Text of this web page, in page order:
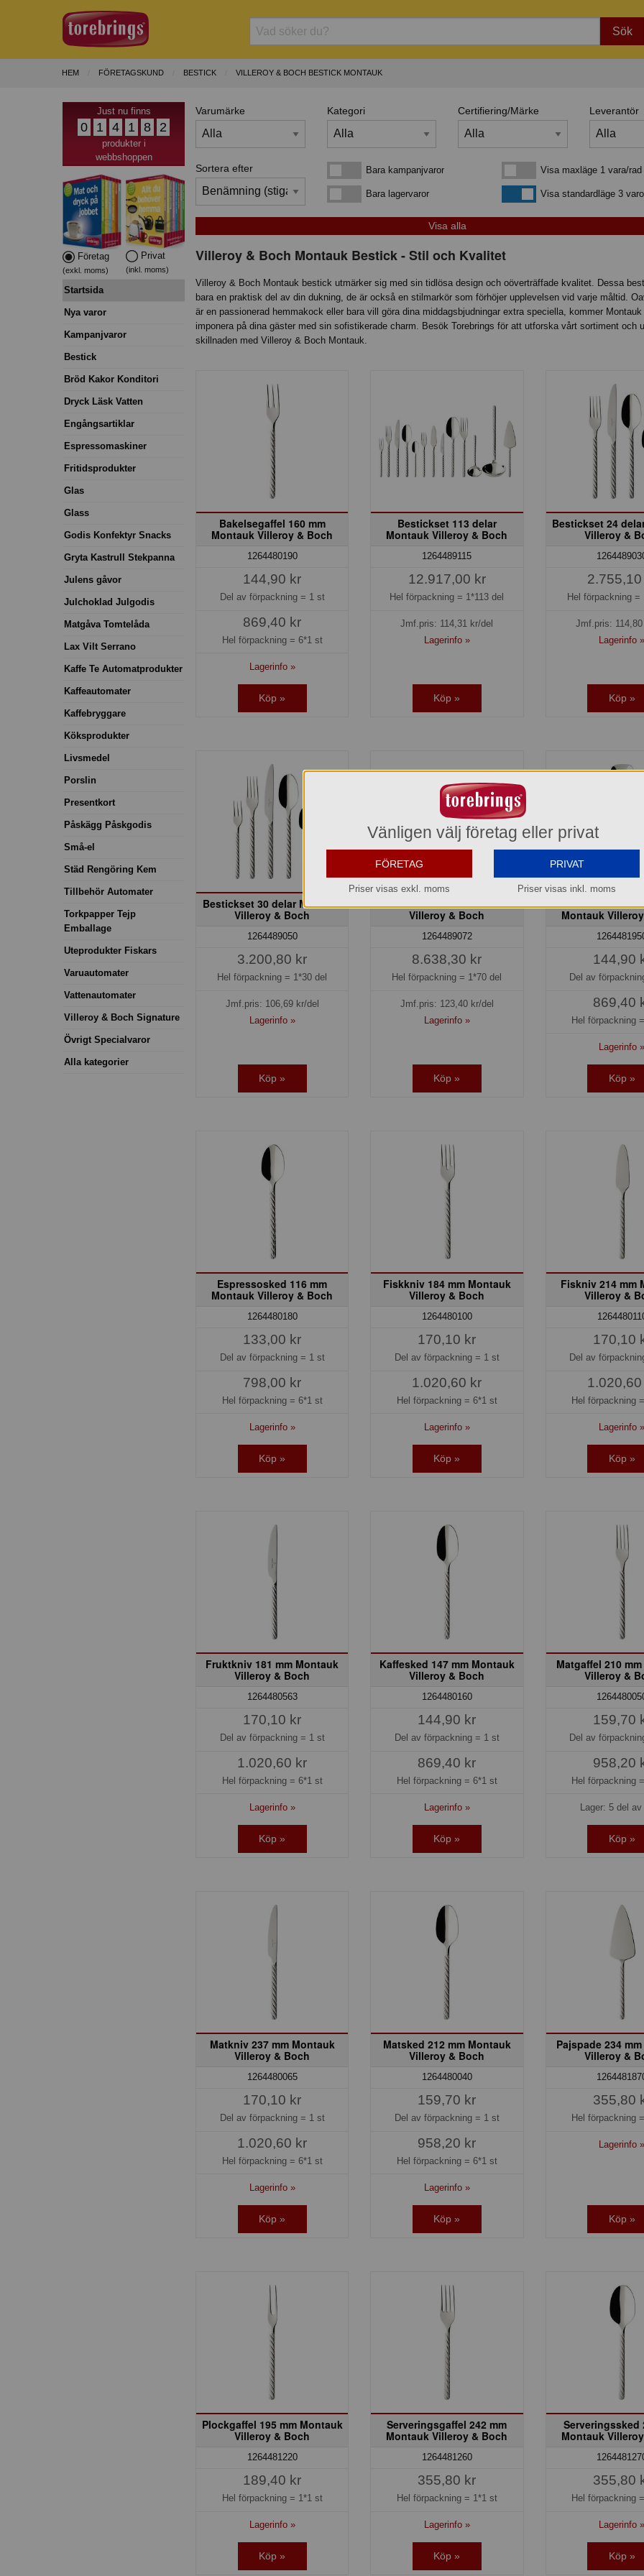
Sök
HEM FÖRETAGSKUND BESTICK VILLEROY & BOCH BESTICK MONTAUK
Just nu finns
0 1 4 1 8 2
produkter i
webbshoppen
Företag
(exkl. moms)
Privat
(inkl. moms)
Startsida
Nya varor
Kampanjvaror
Bestick
Bröd Kakor Konditori
Dryck Läsk Vatten
Engångsartiklar
Espressomaskiner
Fritidsprodukter
Glas
Glass
Godis Konfektyr Snacks
Gryta Kastrull Stekpanna
Julens gåvor
Julchoklad Julgodis
Matgåva Tomtelåda
Lax Vilt Serrano
Kaffe Te Automatprodukter
Kaffeautomater
Kaffebryggare
Köksprodukter
Livsmedel
Porslin
Presentkort
Påskägg Påskgodis
Små-el
Städ Rengöring Kem
Tillbehör Automater
Torkpapper Tejp
Emballage
Uteprodukter Fiskars
Varuautomater
Vattenautomater
Villeroy & Boch Signature
Övrigt Specialvaror
Alla kategorier
Varumärke Kategori Certifiering/Märke Leverantör
Sortera efter Bara kampanjvarorBara kampanjvaror
Bara lagervarorBara lagervaror
Visa maxläge 1 vara/rad
Visa maxläge 1 vara/rad
Visa standardlägeVisa standardläge 3
Villeroy & Boch Montauk Bestick - Stil och Kvalitet
Villeroy & Boch Montauk bestick utmärker sig med sin tidlösa design och oöverträffade kvalitet. Dessa
bara en praktisk del av din dukning, de är också en stilmarkör som förhöjer upplevelsen vid varje måltid.
är en passionerad hemmakock eller bara vill göra dina middagsbjudningar extra speciella, kommer
imponera på dina gäster med sin sofistikerade charm. Besök Torebrings för att utforska vårt sortiment och
skillnaden med Villeroy & Boch Montauk.
Bakelsegaffel 160 mm
Montauk Villeroy & Boch
1264480190
144,90 kr
Del av förpackning = 1 st
869,40 kr
Hel förpackning = 6*1 st
Lagerinfo »
Köp »
Bestickset 113 delar
Montauk Villeroy & Boch
1264489115
12.917,00 kr
Hel förpackning = 1*113 del
Jmf.pris: 114,31
kr/del
Lagerinfo »
Köp »
Bestickset 24
Villeroy &
Hel förpackning =
Jmf.pris: 114,80
Lagerinfo »
Köp »
Bestickset 30 delar Montauk
Villeroy & Boch
1264489050
3.200,80 kr
Hel förpackning = 1*30 del
Jmf.pris: 106,69kr/del
Lagerinfo »
Köp »
Bestickset 70 delar Montauk
Villeroy & Boch
1264489072
8.638,30 kr
Hel förpackning = 1*70 del
Jmf.pris: 123,40kr/del
Lagerinfo »
Köp »
Dessertsked
Montauk
144,90
Del av
869,40
Hel förpackning
Lagerinfo »
Köp »
Espressosked 116 mm
Montauk Villeroy & Boch
1264480180
133,00 kr
Del av förpackning = 1 st
798,00 kr
Hel förpackning = 6*1 st
Lagerinfo »
Köp »
Fiskkniv 184 mm Montauk
Villeroy & Boch
1264480100
170,10 kr
Del av förpackning = 1 st
1.020,60 kr
Hel förpackning = 6*1 st
Lagerinfo »
Köp »
Fiskniv 214 mm
Villeroy &
170,10
Del av
Hel förpackning
Lagerinfo »
Köp »
Fruktkniv 181 mm Montauk
Villeroy & Boch
1264480563
170,10 kr
Del av förpackning = 1 st
1.020,60 kr
Hel förpackning = 6*1 st
Lagerinfo »
Köp »
Kaffesked 147 mm Montauk
Villeroy & Boch
1264480160
144,90 kr
Del av förpackning = 1 st
869,40 kr
Hel förpackning = 6*1 st
Lagerinfo »
Köp »
Matgaffel 210
Villeroy &
159,70
Del av
958,20
Hel förpackning
Lager: 5 del av
Köp »
Matkniv 237 mm Montauk
Villeroy & Boch
1264480065
170,10 kr
Del av förpackning = 1 st
1.020,60 kr
Hel förpackning = 6*1 st
Lagerinfo »
Köp »
Matsked 212 mm Montauk
Villeroy & Boch
1264480040
159,70 kr
Del av förpackning = 1 st
958,20 kr
Hel förpackning = 6*1 st
Lagerinfo »
Köp »
Pajspade 234
Villeroy &
355,80
Hel förpackning =
Lagerinfo »
Köp »
Plockgaffel 195 mm Montauk
Villeroy & Boch
1264481220
189,40 kr
Hel förpackning = 1*1 st
Lagerinfo »
Köp »
Serveringsgaffel 242 mm
Montauk Villeroy & Boch
1264481260
355,80 kr
Hel förpackning = 1*1 st
Lagerinfo »
Köp »
Serveringssked
Montauk
355,80
Hel förpackning =
Lagerinfo »
Köp »
Vänligen välj företag eller privat
FÖRETAG
Priser visas exkl. moms
PRIVAT
Priser visas inkl. moms